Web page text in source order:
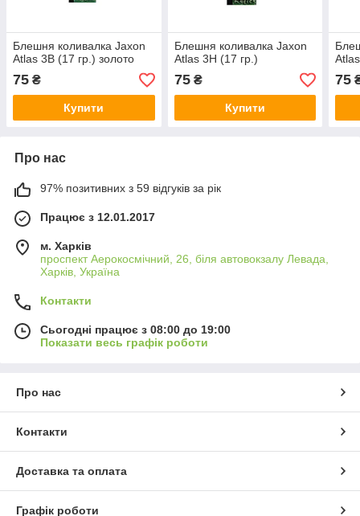
Блешня коливалка Jaxon
Atlas 3B (17 гр.) золото
75 ₴
Купити
Блешня коливалка Jaxon
Atlas 3H (17 гр.)
75₴
Купити
75
Про нас
97% позитивних з 59 відгуків за рік
Працює з 12.01.2017
м. Харків
проспект Аерокосмічний, 26, біля автовокзалу Левада,
Харків, Україна
Контакти
Сьогодні працює з 08:00 до 19:00
Показати весь графік роботи
Про нас
Контакти
Доставка та оплата
Графік роботи